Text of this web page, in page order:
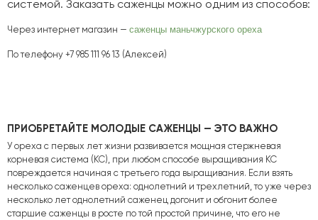
системой. Заказать саженцы можно одним из способов:
Через интернет магазин — саженцы маньчжурского ореха
По телефону +7 985 111 96 13 (Алексей)
ПРИОБРЕТАЙТЕ МОЛОДЫЕ САЖЕНЦЫ — ЭТО ВАЖНО
У ореха с первых лет жизни развивается мощная стержневая
корневая система (КС), при любом способе выращивания КС
повреждается начиная с третьего года выращивания. Если взять
несколько саженцев ореха: однолетний и трехлетний, то уже через
несколько лет однолетний саженец догонит и обгонит более
старшие саженцы в росте по той простой причине, что его не